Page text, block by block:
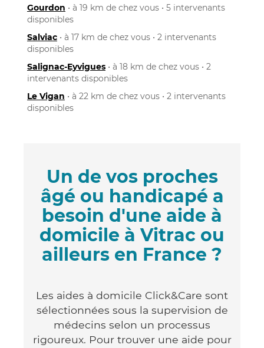
Gourdon • à 19 km de chez vous • 5 intervenants
disponibles
Salviac • à 17 km de chez vous • 2 intervenants
disponibles
Salignac-Eyvigues • à 18 km de chez vous • 2
intervenants disponibles
Le Vigan • à 22 km de chez vous • 2 intervenants
disponibles
Un de vos proches
âgé ou handicapé a
besoin d'une aide à
domicile à Vitrac ou
ailleurs en France ?
Les aides à domicile Click&Care sont
sélectionnées sous la supervision de
médecins selon un processus
rigoureux. Pour trouver une aide pour